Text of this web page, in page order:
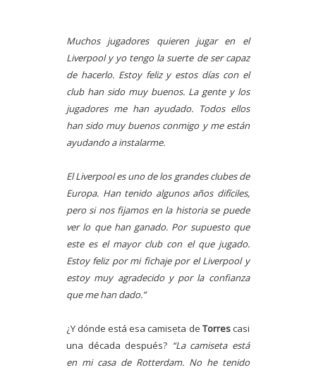
Muchos jugadores quieren jugar en el
Liverpool y yo tengo la suerte de ser capaz
de hacerlo. Estoy feliz y estos días con el
club han sido muy buenos. La gente y los
jugadores me han ayudado. Todos ellos
han sido muy buenos conmigo y me están
ayudando a instalarme.
El Liverpool es uno de los grandes clubes de
Europa. Han tenido algunos años difíciles,
pero si nos fijamos en la historia se puede
ver lo que han ganado. Por supuesto que
este es el mayor club con el que jugado.
Estoy feliz por mi fichaje por el Liverpool y
estoy muy agradecido y por la confianza
que me han dado.”
¿Y dónde está esa camiseta de Torrescasi
una década después? “La camiseta está
en mi casa de Rotterdam. No he tenido